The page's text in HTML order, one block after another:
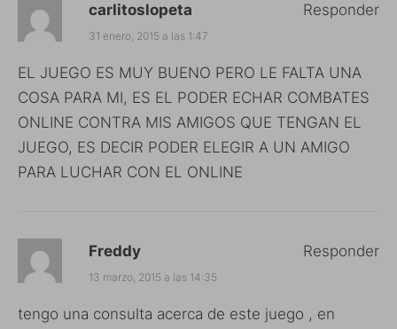
carlitoslopeta
31 enero, 2015 a las 1:47
EL JUEGO ES MUY BUENO PERO LE FALTA UNA
COSA PARA MI, ES EL PODER ECHAR COMBATES
ONLINE CONTRA MIS AMIGOS QUE TENGAN EL
JUEGO, ES DECIR PODER ELEGIR A UN AMIGO
PARA LUCHAR CON EL ONLINE
Responder
Freddy
13 marzo, 2015 a las 14:35
tengo una consulta acerca de este juego , en
Responder